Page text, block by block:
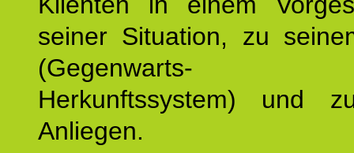
seiner Situation, zu
(Gegenwarts-
Herkunftssystem) und
Anliegen.